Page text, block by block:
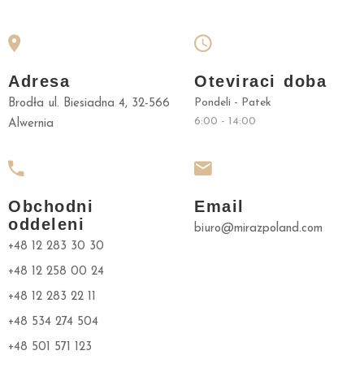
I
I
K
A
Y
D
O
T
A
K
Adresa
Brodła ul. Biesiadna 4, 32-566
Alwernia
Oteviraci doba
Pondeli - Patek
6:00 - 14:00
Obchodni
oddeleni
+48 12 283 30 30
+48 12 258 00 24
+48 12 283 22 11
+48 534 274 504
+48 501 571 123
Email
biuro@mirazpoland.com